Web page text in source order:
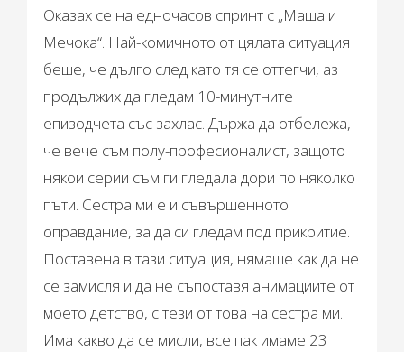
Оказах се на едночасов спринт с „Маша и
Мечока“. Най-комичното от цялата ситуация
беше, че дълго след като тя се оттегчи, аз
продължих да гледам 10-минутните
епизодчета със захлас. Държа да отбележа,
че вече съм полу-професионалист, защото
някои серии съм ги гледала дори по няколко
пъти. Сестра ми е и съвършенното
оправдание, за да си гледам под прикритие.
Поставена в тази ситуация, нямаше как да не
се замисля и да не съпоставя анимациите от
моето детство, с тези от това на сестра ми.
Има какво да се мисли, все пак имаме 23